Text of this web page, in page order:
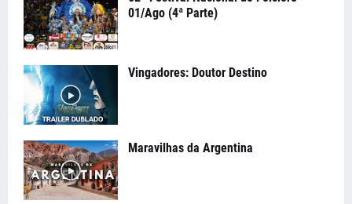
01/Ago (4ª Parte)
Vingadores: Doutor Destino
Maravilhas da Argentina